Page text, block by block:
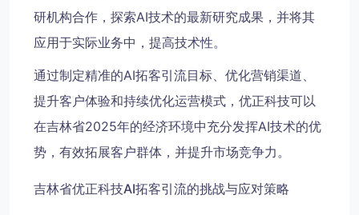
研机构合作，探索AI技术的最新研究成果，并将其
应用于实际业务中，提高技术性。
通过制定精准的AI拓客引流目标、优化营销渠道、
提升客户体验和持续优化运营模式，优正科技可以
在吉林省2025年的经济环境中充分发挥AI技术的优
势，有效拓展客户群体，并提升市场竞争力。
吉林省优正科技AI拓客引流的挑战与应对策略